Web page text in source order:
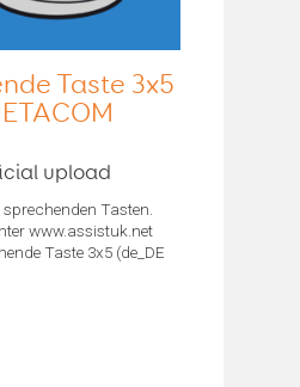
Taste 3x5
upload
Tasten.
www.assistuk.net
Taste 3x5 (de_DE